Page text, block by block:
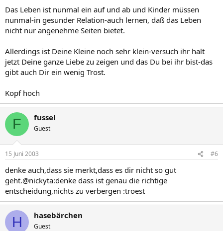
Das Leben ist nunmal ein auf und ab und Kinder müssen
nunmal-in gesunder Relation-auch lernen, daß das Leben
nicht nur angenehme Seiten bietet.
Allerdings ist Deine Kleine noch sehr klein-versuch ihr halt
jetzt Deine ganze Liebe zu zeigen und das Du bei ihr bist-das
gibt auch Dir ein wenig Trost.
Kopf hoch
F fussel
Guest
15 Juni 2003 #6
denke auch,dass sie merkt,dass es dir nicht so gut
geht.@nickyta:denke dass ist genau die richtige
entscheidung,nichts zu verbergen :troest
H hasebärchen
Guest